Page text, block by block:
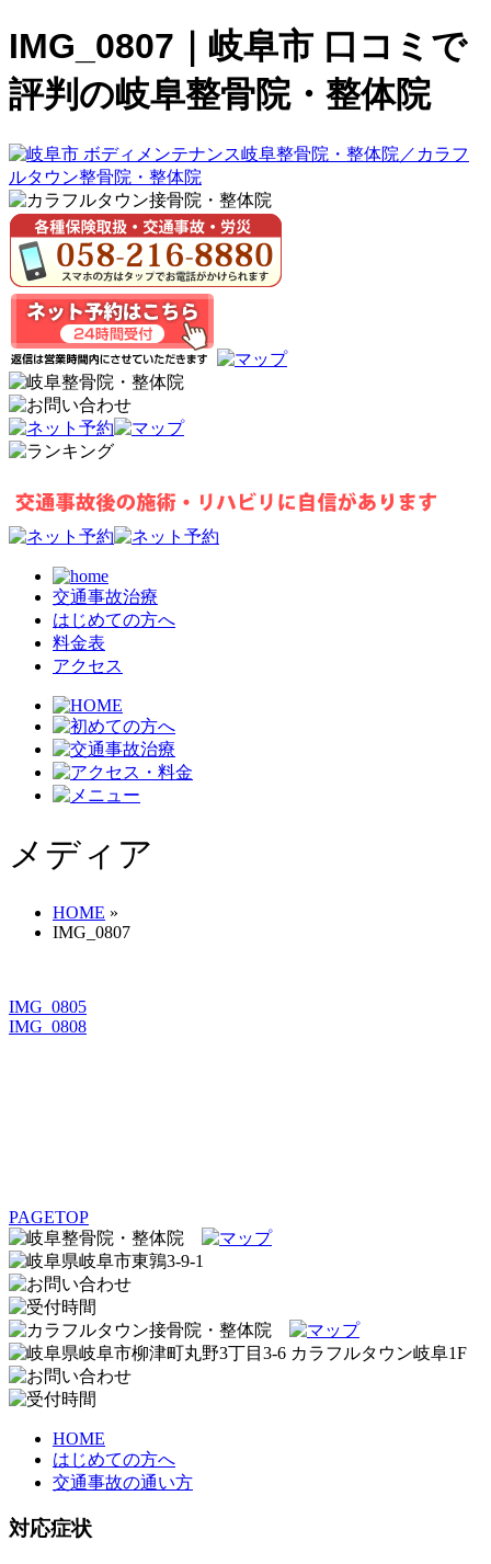
IMG_0807｜岐阜市 口コミで
評判の岐阜整骨院・整体院
交通事故治療
はじめての方へ
料金表
アクセス
メディア
HOME »
IMG_0807
IMG_0805
IMG_0808
PAGETOP
HOME
はじめての方へ
交通事故の通い方
対応症状